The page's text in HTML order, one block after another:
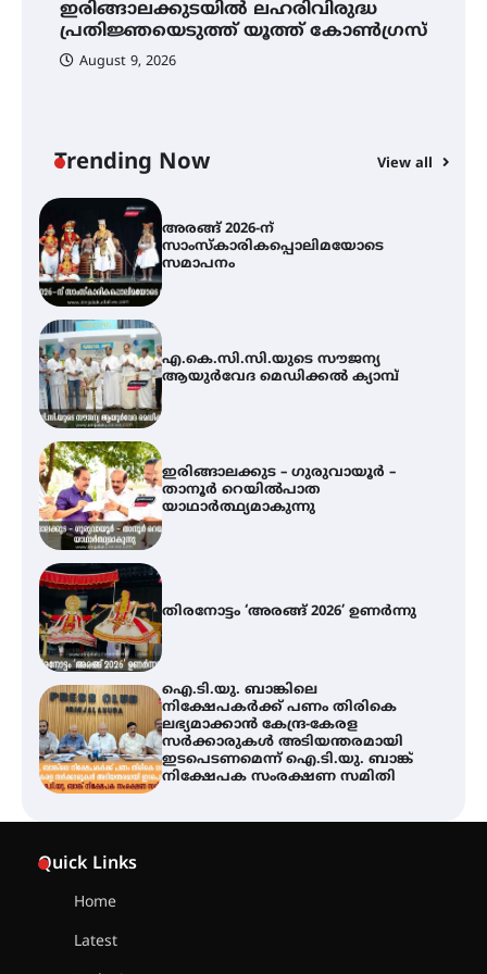
ഇരിങ്ങാലക്കുടയിൽ ലഹരിവിരുദ്ധ
പ്രതിജ്ഞയെടുത്ത് യൂത്ത് കോൺഗ്രസ്
August 9, 2026
Trending Now View all
ലഹരിവിരുദ്ധ പ്രതിജ്ഞയെടുത്ത്
യൂത്ത് കോൺഗ്രസ്
എ.കെ.സി.സി.യുടെ സൗജന്യ
ആയുർവേദ മെഡിക്കൽ ക്യാമ്പ്
ഇരിങ്ങാലക്കുട – ഗുരുവായൂർ –
താനൂർ റെയിൽപാത
യാഥാർത്ഥ്യമാകുന്നു
തിരനോട്ടം ‘അരങ്ങ് 2026’ ഉണർന്നു
നിക്ഷേപകർക്ക് പണം തിരികെ
ലഭ്യമാക്കാൻ കേന്ദ്ര-കേരള
സർക്കാരുകൾ അടിയന്തരമായി
ഇടപെടണമെന്ന് ഐ.ടി.യു. ബാങ്ക്
നിക്ഷേപക സംരക്ഷണ സമിതി
യൂത്ത് കോൺഗ്രസ്‌ സ്ഥാപക ദിനം
– ഇരിങ്ങാലക്കുടയിൽ
ലഹരിവിരുദ്ധ പ്രതിജ്ഞയെടുത്ത്
യൂത്ത് കോൺഗ്രസ്
Quick Links
Home
Latest